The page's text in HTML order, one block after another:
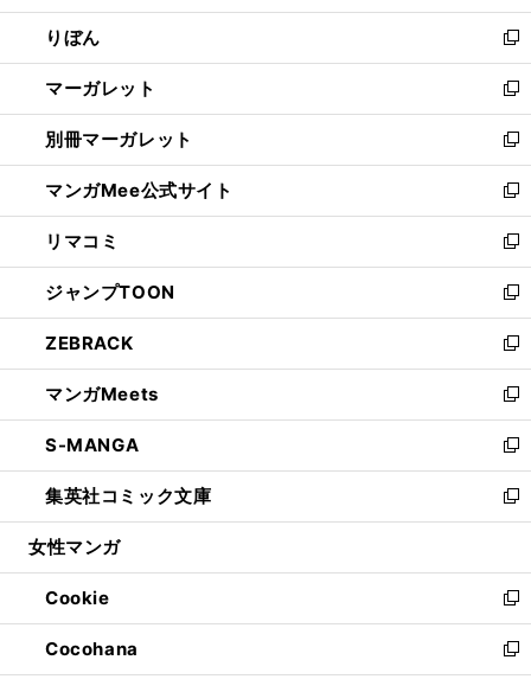
開
く
ウ
で
開
く
ン
ド
ウ
で
開
く
ウ
ィ
ン
ド
ウ
で
開
く
りぼん
新
し
い
ウ
ィ
ン
ド
ウ
で
開
く
マーガレット
新
し
い
ウ
ィ
ン
ド
ウ
で
開
く
別冊マーガレット
新
し
い
ウ
ィ
ン
ド
ウ
で
開
く
マンガMee公式サイト
新
し
い
ウ
ィ
ン
ド
ウ
で
開
く
リマコミ
新
し
い
ウ
ィ
ン
ド
ウ
で
開
く
ジャンプTOON
新
し
い
ウ
ィ
ン
ド
ウ
で
開
ZEBRACK
新
し
い
ウ
ィ
ン
ド
ウ
開
く
マンガMeets
新
し
い
ウ
ィ
ン
ウ
で
開
く
S-MANGA
新
し
い
ウ
ン
ド
ウ
で
開
集英社コミック文庫
新
し
ウ
ィ
ン
ド
ウ
女性マンガ
Cookie
新
し
い
ウ
Cocohana
新
し